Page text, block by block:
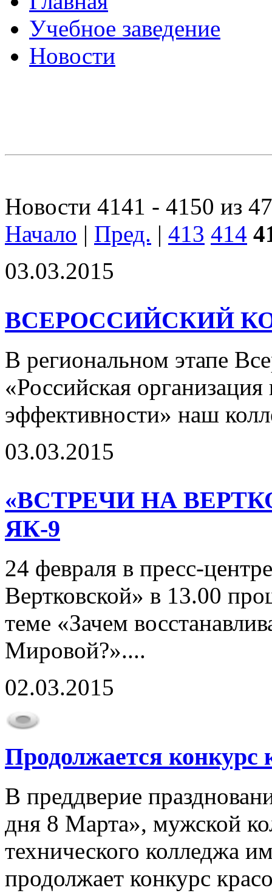
Учебное заведение
Новости
Новости 4141 - 4150 из
Начало | Пред. | 413 414
03.03.2015
ВСЕРОССИЙСКИЙ
В региональном этапе
«Российская
эффективности» наш
03.03.2015
«ВСТРЕЧИ НА
ЯК-9
24 февраля в пресс-
Вертковской» в 13.00
теме «Зачем
Мировой?»....
02.03.2015
Продолжается
В преддверие
дня 8 Марта», мужской
технического колледжа
продолжает конкурс